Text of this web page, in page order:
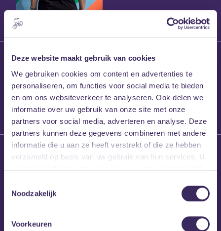
Deze website maakt gebruik van cookies
We gebruiken cookies om content en advertenties te
personaliseren, om functies voor social media te bieden
en om ons websiteverkeer te analyseren. Ook delen we
informatie over uw gebruik van onze site met onze
partners voor social media, adverteren en analyse. Deze
partners kunnen deze gegevens combineren met andere
informatie die u aan ze heeft verstrekt of die ze hebben
verzameld op basis van uw gebruik van hun services. U
Noodzakelijk
Voorkeuren
27 maart 2026
Willem’s Blog:
Frans Kalf
26 maart 2026
Willem’s Blog: High